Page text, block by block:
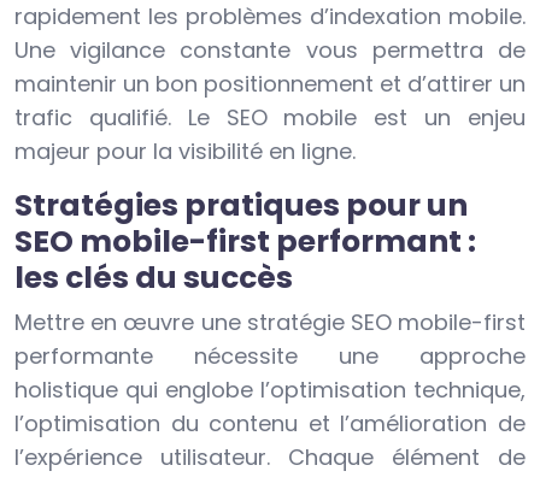
rapidement les problèmes d’indexation mobile.
Une vigilance constante vous permettra de
maintenir un bon positionnement et d’attirer un
trafic qualifié. Le SEO mobile est un enjeu
majeur pour la visibilité en ligne.
Stratégies pratiques pour un
SEO mobile-first performant :
les clés du succès
Mettre en œuvre une stratégie SEO mobile-first
performante nécessite une approche
holistique qui englobe l’optimisation technique,
l’optimisation du contenu et l’amélioration de
l’expérience utilisateur. Chaque élément de